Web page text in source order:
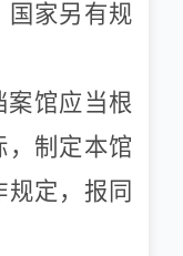
国家另有规
馆应当根
，制定本馆
定，报同